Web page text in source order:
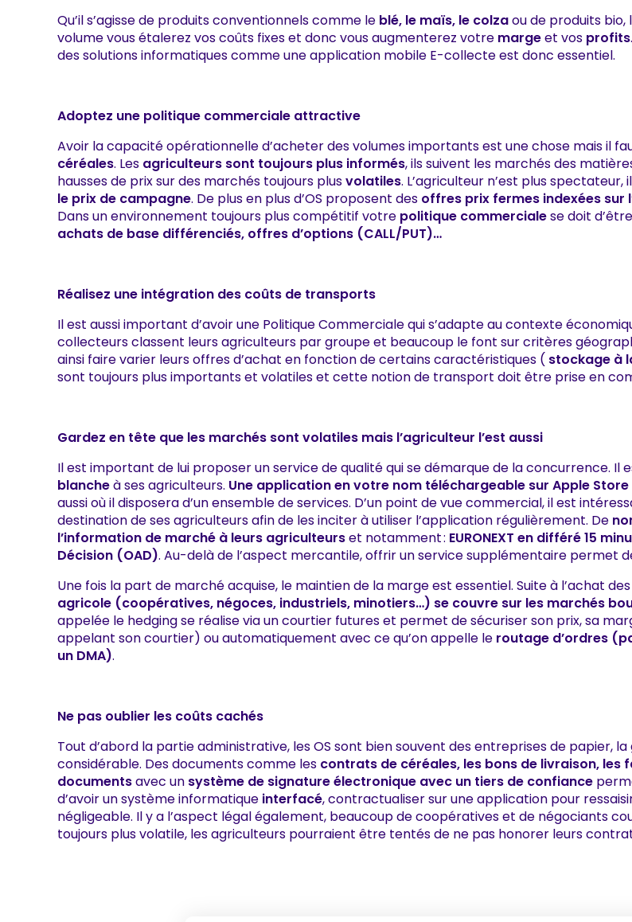
Qu’il s’agisse de produits conventionnels comme le blé, le maïs, le colzaou de produits
volume vous étalerez vos coûts fixes et donc vous augmenterez votre margeet vos profits.
des solutions informatiques comme une application mobile E-collecte est donc essentiel.
Adoptez une politique commerciale attractive
Avoir la capacité opérationnelle d’acheter des volumes importants est une chose mais il
céréales. Les agriculteurs sont toujours plus informés, ils suivent les marchés des
hausses de prix sur des marchés toujours plusvolatiles. L’agriculteur n’est plus spectateur,
le prix de campagne. De plus en plus d’OS proposent des offres prix fermes indexées sur
Dans un environnement toujours plus compétitif votre politique commercialese doit
achats de base différenciés, offres d’options (CALL/PUT)…
Réalisez une intégration des coûts de transports
Il est aussi important d’avoir une Politique Commerciale qui s’adapte au contexte
collecteurs classent leurs agriculteurs par groupe et beaucoup le font sur critères
ainsi faire varier leurs offres d’achat en fonction de certains caractéristiques ( stockage à
sont toujours plus importants et volatiles et cette notion de transport doit être prise en
Gardez en tête que les marchés sont volatiles mais l’agriculteur l’est aussi
Il est important de lui proposer un service de qualité qui se démarque de la concurrence. Il
blancheà ses agriculteurs. Une application en votre nom téléchargeable sur Apple Store
aussi où il disposera d’un ensemble de services. D’un point de vue commercial, il est
destination de ses agriculteurs afin de les inciter à utiliser l’application régulièrement. De
l’information de marché à leurs agriculteurset notamment : EURONEXT en différé 15
Décision (OAD). Au-delà de l’aspect mercantile, offrir un service supplémentaire permet
Une fois la part de marché acquise, le maintien de la marge est essentiel. Suite à l’achat
agricole (coopératives, négoces, industriels, minotiers…) se couvre sur les marchés
appelée le hedging se réalise via un courtier futures et permet de sécuriser son prix, sa
appelant son courtier) ou automatiquement avec ce qu’on appelle le routage d’ordres
un DMA).
Ne pas oublier les coûts cachés
Tout d’abord la partie administrative, les OS sont bien souvent des entreprises de papier,
considérable. Des documents comme les contrats de céréales, les bons de livraison, les
documentsavec un système de signature électronique avec un tiers de confiance
d’avoir un système informatique interfacé, contractualiser sur une application pour
négligeable. Il y a l’aspect légal également, beaucoup de coopératives et de négociants
toujours plus volatile, les agriculteurs pourraient être tentés de ne pas honorer leurs